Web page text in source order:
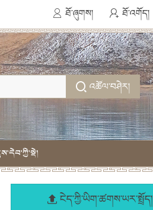
ཐོ་ཞུགས། ཐོ་འགོད།
འཚོལ་བཤེར།
ངེད་ཀྱི་ཡིག་ཚགས་ཡར་སྤྲོད།